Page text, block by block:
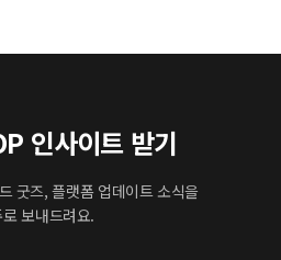
인사이트 받기
굿즈, 플랫폼 업데이트 소식을
로 보내드려요.